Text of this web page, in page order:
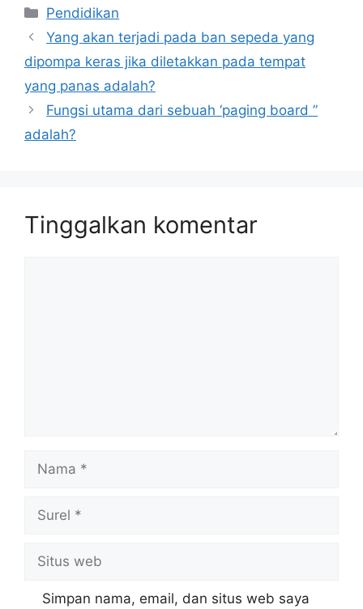
Kategori
Pendidikan
Yang akan terjadi pada ban sepeda yang
dipompa keras jika diletakkan pada tempat
yang panas adalah?
Fungsi utama dari sebuah ‘paging board ”
adalah?
Tinggalkan komentar
web
Simpan nama, email, dan situs web saya